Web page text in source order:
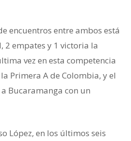
encuentros entre ambos está
2 empates y 1 victoria la
vez en esta competencia
Primera A de Colombia, y el
Bucaramanga con un
López, en los últimos seis